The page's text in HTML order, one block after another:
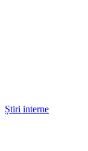
Știri interne